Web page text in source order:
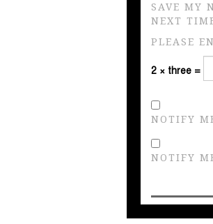
SAVE MY
NEXT
PLEASE
2 × three =
NOTIFY
NOTIFY